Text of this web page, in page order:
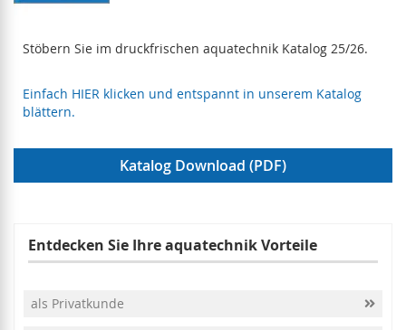
Stöbern Sie im druckfrischen aquatechnik Katalog 25/26.
Einfach HIER klicken und entspannt in unserem Katalog
blättern.
Katalog Download (PDF)
Entdecken Sie Ihre aquatechnik Vorteile
als Privatkunde